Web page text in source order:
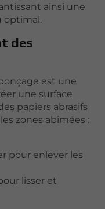
ainsi une
optimal.
des
est une
une surface
papiers abrasifs
zones abîmées :
pour enlever les
lisser et